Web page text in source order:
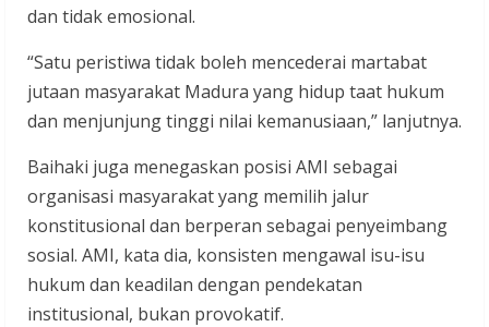
dan tidak emosional.
“Satu peristiwa tidak boleh mencederai martabat
jutaan masyarakat Madura yang hidup taat hukum
dan menjunjung tinggi nilai kemanusiaan,” lanjutnya.
Baihaki juga menegaskan posisi AMI sebagai
organisasi masyarakat yang memilih jalur
konstitusional dan berperan sebagai penyeimbang
sosial. AMI, kata dia, konsisten mengawal isu-isu
hukum dan keadilan dengan pendekatan
institusional, bukan provokatif.